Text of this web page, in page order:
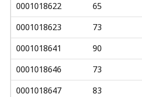
0001018622
65
0001018623
73
0001018641
90
0001018646
73
0001018647
83